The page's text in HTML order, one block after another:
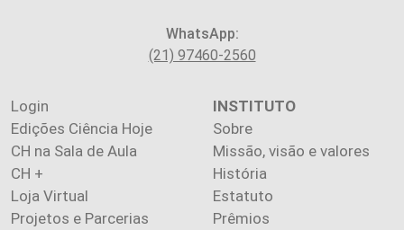
WhatsApp:
(21) 97460-2560
Login
Edições Ciência Hoje
CH na Sala de Aula
CH +
Loja Virtual
Projetos e Parcerias
INSTITUTO
Sobre
Missão, visão e valores
História
Estatuto
Prêmios